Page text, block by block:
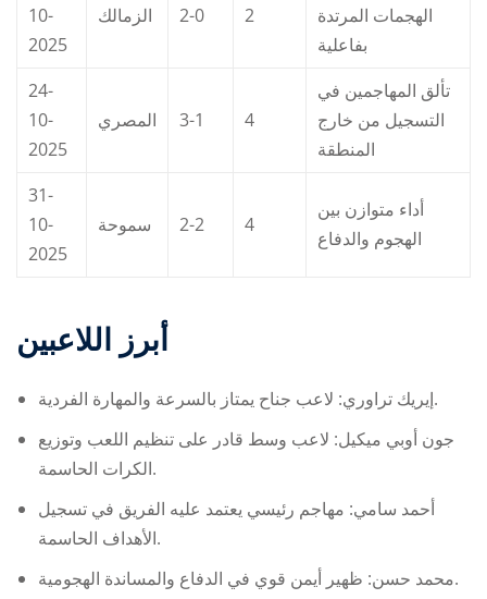
10-
2025
الزمالك 2-0 2
الهجمات المرتدة
بفاعلية
24-
10-
2025
المصري 3-1 4
تألق المهاجمين في
التسجيل من خارج
المنطقة
31-
10-
2025
سموحة 2-2 4
أداء متوازن بين
الهجوم والدفاع
أبرز اللاعبين
إيريك تراوري: لاعب جناح يمتاز بالسرعة والمهارة الفردية.
جون أوبي ميكيل: لاعب وسط قادر على تنظيم اللعب وتوزيع
الكرات الحاسمة.
أحمد سامي: مهاجم رئيسي يعتمد عليه الفريق في تسجيل
الأهداف الحاسمة.
محمد حسن: ظهير أيمن قوي في الدفاع والمساندة الهجومية.